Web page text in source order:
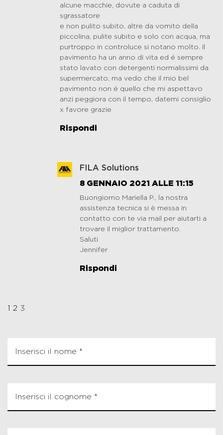
alcune macchie, dovute a caduta di
sgrassatore
e non pulito subito, altre da vomito della
piccolina, pulite subito e solo con acqua, ma
purtroppo in controluce si notano molto. Il
pavimento ha un anno di vita ed é sempre
stato lavato con detergenti normalissimi da
supermercato, ma vedo che il mio bel
pavimento non é quello che mi aspettavo
anzi peggiora con il tempo, datemi consiglio
x favore grazie
Rispondi
FILA Solutions
8 GENNAIO 2021 ALLE 11:15
Buongiorno Mariella P., la nostra
assistenza tecnica si è messa in
contatto con te via mail per aiutarti a
trovare il miglior trattamento.
Saluti
Jennifer
Rispondi
1 2 3